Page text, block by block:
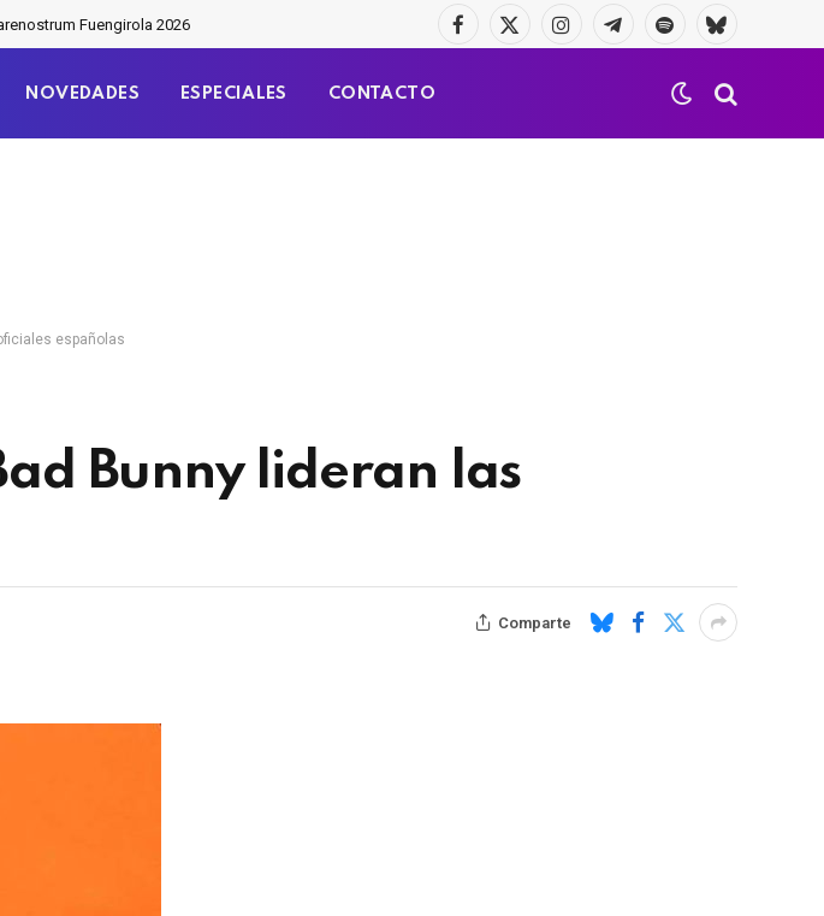
Fuengirola 2026
Facebook
X
InstagramTelegramaSpotifyBluesky
NOVEDADES ESPECIALES CONTACTO
españolas
Bunny lideran las
Comparte